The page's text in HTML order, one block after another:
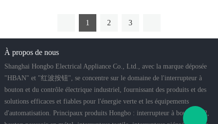
1 2 3
À propos de nous
Shanghai Hongbo Electrical Appliance Co., Ltd., avec la marque déposée
"HBAN" et "红波按钮", se concentre sur le domaine de l'interrupteur à
bouton et du contrôle électrique industriel, fournissant des produits et des
solutions efficaces et fiables pour l'énergie verte et les équipements
d'automatisation. Principaux produits Hongbo : interrupteur à bouton xb2,